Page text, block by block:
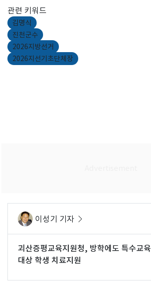
관련 키워드
김명식
진천군수
2026지방선거
2026지선기초단체장
이성기 기자
괴산증평교육지원청, 방학에도 특수교육
대상 학생 치료지원